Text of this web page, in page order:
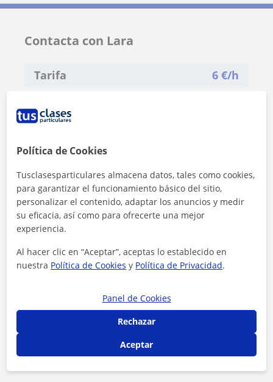
Contacta con Lara
Tarifa 6 €/h
Contactar ahora
Política de Cookies
Tusclasesparticulares almacena datos, tales como cookies,
para garantizar el funcionamiento básico del sitio,
personalizar el contenido, adaptar los anuncios y medir
su eficacia, así como para ofrecerte una mejor
experiencia.
Al hacer clic en “Aceptar”, aceptas lo establecido en
nuestra Política de Cookies y Política de Privacidad.
Panel de Cookies
Rechazar
Aceptar